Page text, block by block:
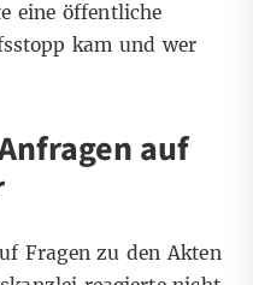
eine öffentliche
kam und wer
auf
Fragen zu den Akten